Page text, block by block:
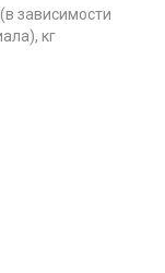
зависимости
кг